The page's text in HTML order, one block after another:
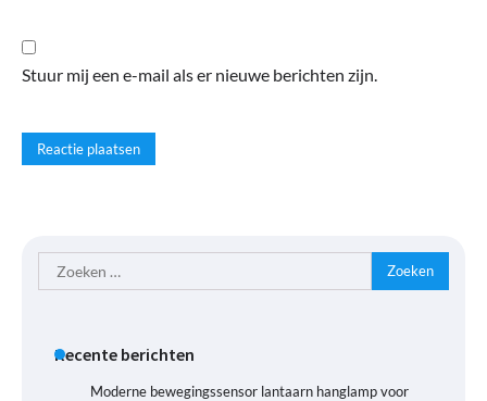
Stuur mij een e-mail als er nieuwe berichten zijn.
Zoeken
naar:
Recente berichten
Moderne bewegingssensor lantaarn hanglamp voor